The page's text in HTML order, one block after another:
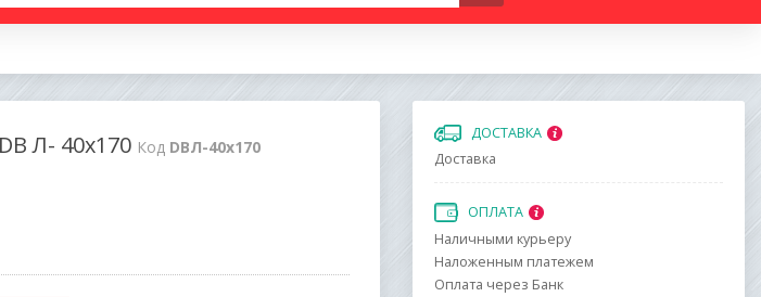
Л- 40x170 Код DBЛ-40x170
ДОСТАВКА
Доставка
ОПЛАТА
Наличными курьеру
Наложенным платежем
Оплата через Банк